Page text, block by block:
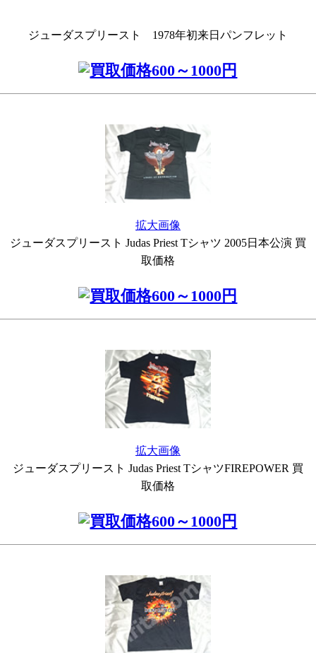
ジューダスプリースト 1978年初来日パンフレット
拡大画像
ジューダスプリースト Judas Priest Tシャツ 2005日本公演 買
取価格
拡大画像
ジューダスプリースト Judas Priest TシャツFIREPOWER 買
取価格